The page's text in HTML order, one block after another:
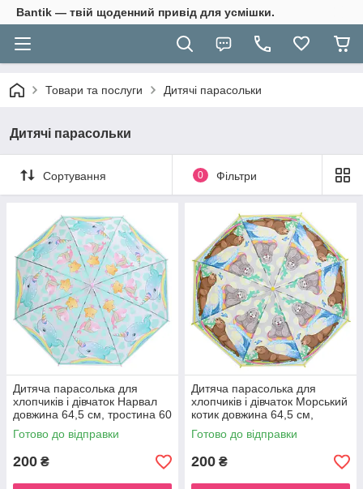
Bantik — твій щоденний привід для усмішки.
Товари та послуги Дитячі парасольки
Дитячі парасольки
Сортування 0 Фільтри
Дитяча парасолька для
хлопчиків і дівчаток Нарвал
довжина 64,5 см, тростина 60
см, діаметр 85 см
Готово до відправки
200 ₴
Дитяча парасолька для
хлопчиків і дівчаток Морський
котик довжина 64,5 см,
тростина 60 см, діаметр 85
см
Готово до відправки
200 ₴